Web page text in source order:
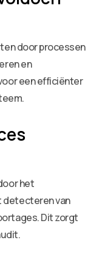
door processen
en
een efficiënter
het
detecteren van
Dit zorgt